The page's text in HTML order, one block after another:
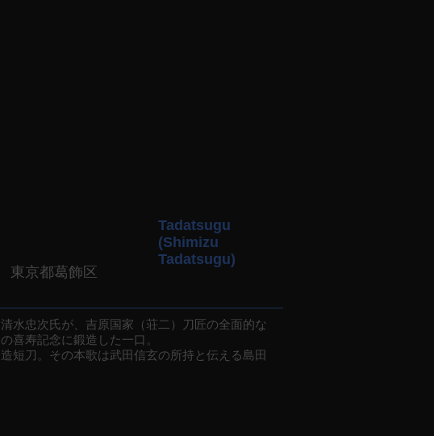
東京都葛飾区
Tadatsugu
(Shimizu
Tadatsugu)
水忠次氏が、吉原国家（荘二）刀匠の全面的な
喜寿記念に鍛造した一口。
短刀。その本歌は武田信玄の所持と伝える島田